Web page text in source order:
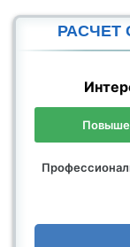
РАСЧЕТ